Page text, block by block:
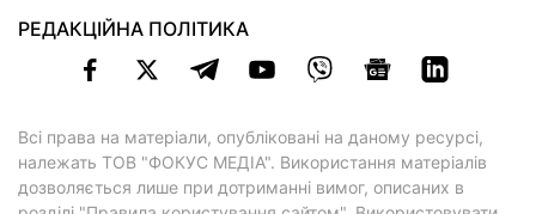
РЕДАКЦІЙНА ПОЛІТИКА
Всі права на матеріали, опубліковані на даному ресурсі,
належать ТОВ "ФОКУС МЕДІА". Використання матеріалів
дозволяється лише при дотриманні вимог, описаних в